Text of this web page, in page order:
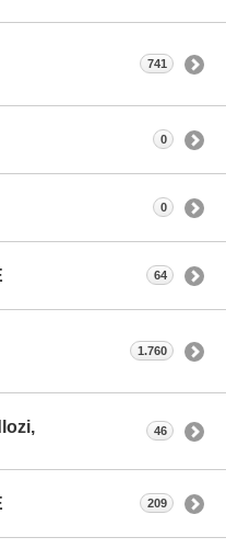
741
0
0
64
1.760
46
209